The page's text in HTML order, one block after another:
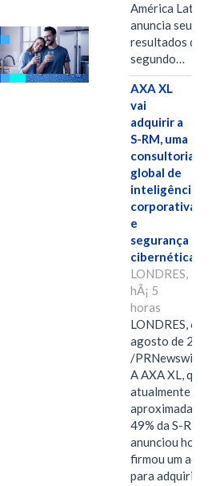
América Latina
anuncia seus
resultados do
segundo…
AXA XL
vai
adquirir a
S-RM, uma
consultoria
global de
inteligência
corporativa
e
segurança
cibernética
LONDRES,
hÃ¡ 5
horas
LONDRES, 6 de
agosto de 2026
/PRNewswire/ --
A AXA XL, que
atualmente
49% da S-RM,
anunciou hoje
firmou um
para adquirir as